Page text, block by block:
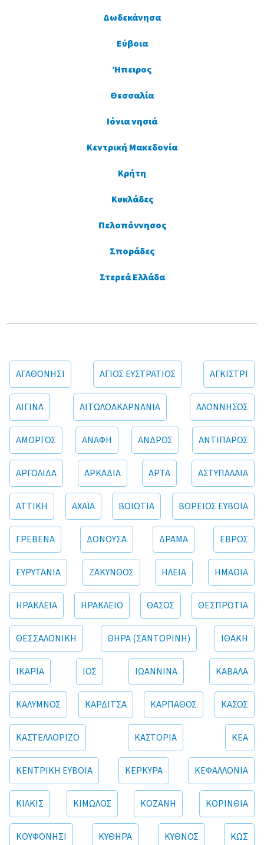
Δωδεκάνησα
Εύβοια
Ήπειρος
Θεσσαλία
Ιόνια νησιά
Κεντρική Μακεδονία
Κρήτη
Κυκλάδες
Πελοπόννησος
Σποράδες
Στερεά Ελλάδα
ΑΓΑΘΟΝΗΣΙ ΑΓΙΟΣ ΕΥΣΤΡΑΤΙΟΣ ΑΓΚΙΣΤΡΙ
ΑΙΓΙΝΑ ΑΙΤΩΛΟΑΚΑΡΝΑΝΙΑ ΑΛΟΝΝΗΣΟΣ
ΑΜΟΡΓΟΣ ΑΝΑΦΗ ΑΝΔΡΟΣ ΑΝΤΙΠΑΡΟΣ
ΑΡΓΟΛΙΔΑ ΑΡΚΑΔΙΑ ΑΡΤΑ ΑΣΤΥΠΑΛΑΙΑ
ΑΤΤΙΚΗ ΑΧΑΪΑ ΒΟΙΩΤΙΑ ΒΟΡΕΙΟΣ ΕΥΒΟΙΑ
ΓΡΕΒΕΝΑ ΔΟΝΟΥΣΑ ΔΡΑΜΑ ΕΒΡΟΣ
ΕΥΡΥΤΑΝΙΑ ΖΑΚΥΝΘΟΣ ΗΛΕΙΑ ΗΜΑΘΙΑ
ΗΡΑΚΛΕΙΑ ΗΡΑΚΛΕΙΟ ΘΑΣΟΣ ΘΕΣΠΡΩΤΙΑ
ΘΕΣΣΑΛΟΝΙΚΗ ΘΗΡΑ (ΣΑΝΤΟΡΙΝΗ) ΙΘΑΚΗ
ΙΚΑΡΙΑ ΙΟΣ ΙΩΑΝΝΙΝΑ ΚΑΒΑΛΑ
ΚΑΛΥΜΝΟΣ ΚΑΡΔΙΤΣΑ ΚΑΡΠΑΘΟΣ ΚΑΣΟΣ
ΚΑΣΤΕΛΛΟΡΙΖΟ ΚΑΣΤΟΡΙΑ ΚΕΑ
ΚΕΝΤΡΙΚΗ ΕΥΒΟΙΑ ΚΕΡΚΥΡΑ ΚΕΦΑΛΛΟΝΙΑ
ΚΙΛΚΙΣ ΚΙΜΩΛΟΣ ΚΟΖΑΝΗ ΚΟΡΙΝΘΙΑ
ΚΟΥΦΟΝΗΣΙ ΚΥΘΗΡΑ ΚΥΘΝΟΣ ΚΩΣ